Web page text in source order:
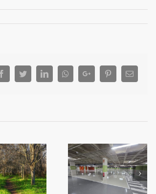
FacebookTwitterLinkedInWhatsappGoogle+ PinterestEmail
Reobri l’aparcament
del Mercat
més Algemesí:
L’alcalde convoca un
ple per a que no vaja